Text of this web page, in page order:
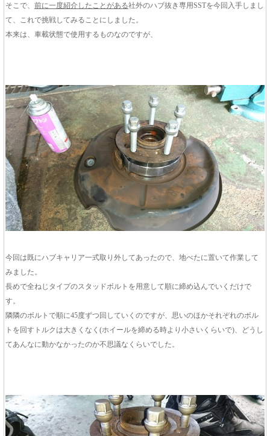
そこで、 前に一度紹介したことがある社外のハブ抜き専用SSTを今回入手しまし
て、これで挑戦してみることにしました。
本来は、車載状態で使用するものなのですが、
今回は既にハブキャリア一式取り外してあったので、地べたに置いて作業して
みました。
長めで全ねじタイプのスタッドボルトを用意して順に締め込んでいくだけで
す。
隣隣のボルトで順に45度ずつ回していくのですが、思いのほかそれぞれのボル
トを回すトルクは大きくなく(ホイールを締める時より小さいくらいで)、どうし
てあんなに動かなかったのか不思議なくらいでした。